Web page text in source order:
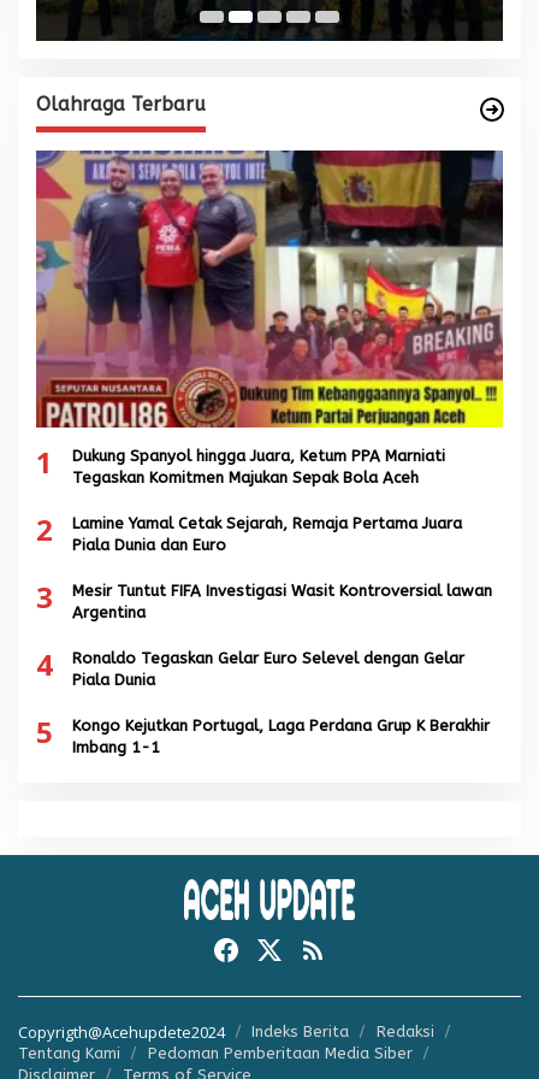
Olahraga Terbaru
1
Dukung Spanyol hingga Juara, Ketum PPA Marniati
Tegaskan Komitmen Majukan Sepak Bola Aceh
2
Lamine Yamal Cetak Sejarah, Remaja Pertama Juara
Piala Dunia dan Euro
3
Mesir Tuntut FIFA Investigasi Wasit Kontroversial lawan
Argentina
4
Ronaldo Tegaskan Gelar Euro Selevel dengan Gelar
Piala Dunia
5
Kongo Kejutkan Portugal, Laga Perdana Grup K Berakhir
Imbang 1-1
Copyrigth@Acehupdete2024 Indeks Berita
Redaksi
Tentang Kami
Pedoman Pemberitaan Media Siber
Disclaimer
Terms of Service